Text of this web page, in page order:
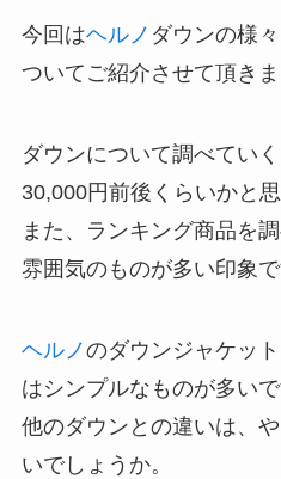
今回はヘルノ ダウンの様
ついてご紹介させて頂きま
ダウンについて調べてい
30,000円前後くらいかと思
また、ランキング商品を
雰囲気のものが多い印象で
ヘルノのダウンジャケッ
はシンプルなものが多い
他のダウンとの違いは、
いでしょうか。